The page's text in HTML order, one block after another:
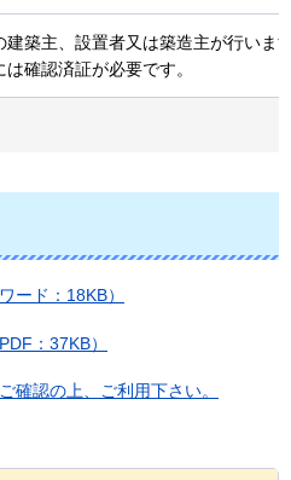
建築主、設置者又は築造主が行いま
確認済証が必要です。
ード：18KB）
：37KB）
確認の上、ご利用下さい。